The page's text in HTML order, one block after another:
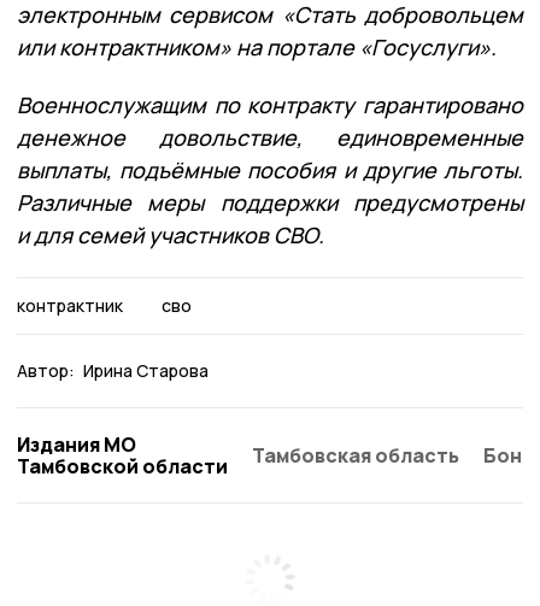
электронным сервисом «Стать добровольцем
или контрактником» на портале «Госуслуги».
Военнослужащим по контракту гарантировано
денежное довольствие, единовременные
выплаты, подъёмные пособия и другие льготы.
Различные меры поддержки предусмотрены
и для семей участников СВО.
контрактник сво
Автор: Ирина Старова
Издания МО
Тамбовской области
Тамбовская область